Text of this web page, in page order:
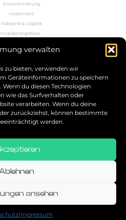
verwalten
zu bieten, verwenden wir
Geräteinformationen zu speichern
du diesen Technologien
wie das Surfverhalten oder
verarbeiten. Wenn du deine
zurückziehst, können bestimmte
werden.
Ablehnen
ansehen
Impressum
Bürovermietung
Investment
Industrie & Logistik
Wissen
5.0
Service
von: Trustindex
Geschäftsbedingungen